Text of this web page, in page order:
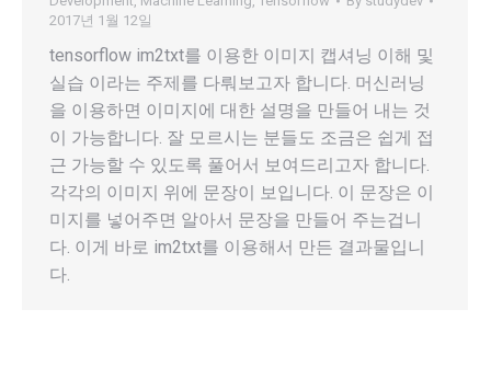
2017년 1월 12일
tensorflow im2txt를 이용한 이미지 캡셔닝 이해 및
실습 이라는 주제를 다뤄보고자 합니다. 머신러닝
을 이용하면 이미지에 대한 설명을 만들어 내는 것
이 가능합니다. 잘 모르시는 분들도 조금은 쉽게 접
근 가능할 수 있도록 풀어서 보여드리고자 합니다.
각각의 이미지 위에 문장이 보입니다. 이 문장은 이
미지를 넣어주면 알아서 문장을 만들어 주는겁니
다. 이게 바로 im2txt를 이용해서 만든 결과물입니
다.